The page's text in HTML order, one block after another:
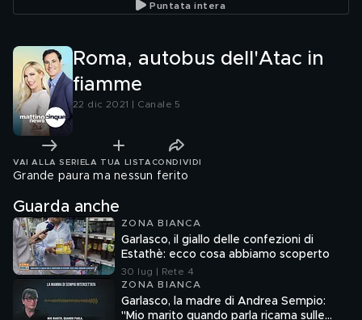
Puntata intera
Roma, autobus dell'Atac in
fiamme
22 dic 2021 | Canale 5
VAI ALLA SERIE LA TUA LISTA CONDIVIDI
Grande paura ma nessun ferito
Guarda anche
ZONA BIANCA
Garlasco, il giallo delle confezioni di
Estathè: ecco cosa abbiamo scoperto
30 lug | Rete 4
ZONA BIANCA
Garlasco, la madre di Andrea Sempio:
"Mio marito quando parla ricama sulle